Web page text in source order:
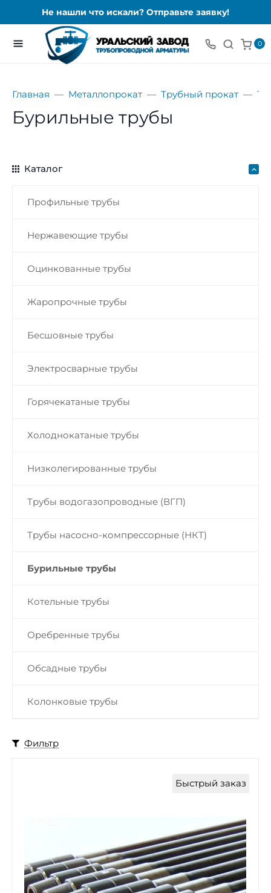
Не нашли что искали? Отправьте заявку!
0
Главная Металлопрокат Трубный прокат
Бурильные трубы
Каталог
Профильные трубы
Нержавеющие трубы
Оцинкованные трубы
Жаропрочные трубы
Бесшовные трубы
Электросварные трубы
Горячекатаные трубы
Холоднокатаные трубы
Низколегированные трубы
Трубы водогазопроводные (ВГП)
Трубы насосно-компрессорные (НКТ)
Бурильные трубы
Котельные трубы
Оребренные трубы
Обсадные трубы
Колонковые трубы
Фильтр
Быстрый заказ